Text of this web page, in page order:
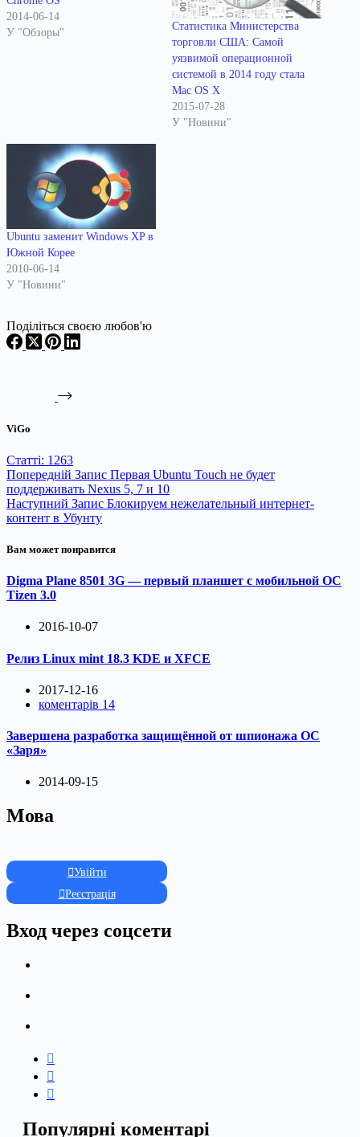
2014-06-14
У "Обзоры"
Статистика Министерства
торговли США: Самой
уязвимой операционной
системой в 2014 году стала
Mac OS X
2015-07-28
У "Новини"
Ubuntu заменит Windows XP в
Южной Корее
2010-06-14
У "Новини"
Поділіться своєю любов'ю
ViGo
Статті: 1263
Попередній Запис Первая Ubuntu Touch не будет
поддерживать Nexus 5, 7 и 10
Наступний Запис Блокируем нежелательный интернет-
контент в Убунту
Вам может понравится
Digma Plane 8501 3G — первый планшет с мобильной ОС
Tizen 3.0
2016-10-07
Релиз Linux mint 18.3 KDE и XFCE
2017-12-16
коментарів 14
Завершена разработка защищённой от шпионажа ОС
«Заря»
2014-09-15
Мова
Увійти
Реєстрація
Вход через соцсети
Популярні коментарі